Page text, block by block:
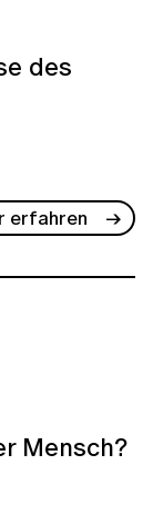
des
erfahren
Mensch?